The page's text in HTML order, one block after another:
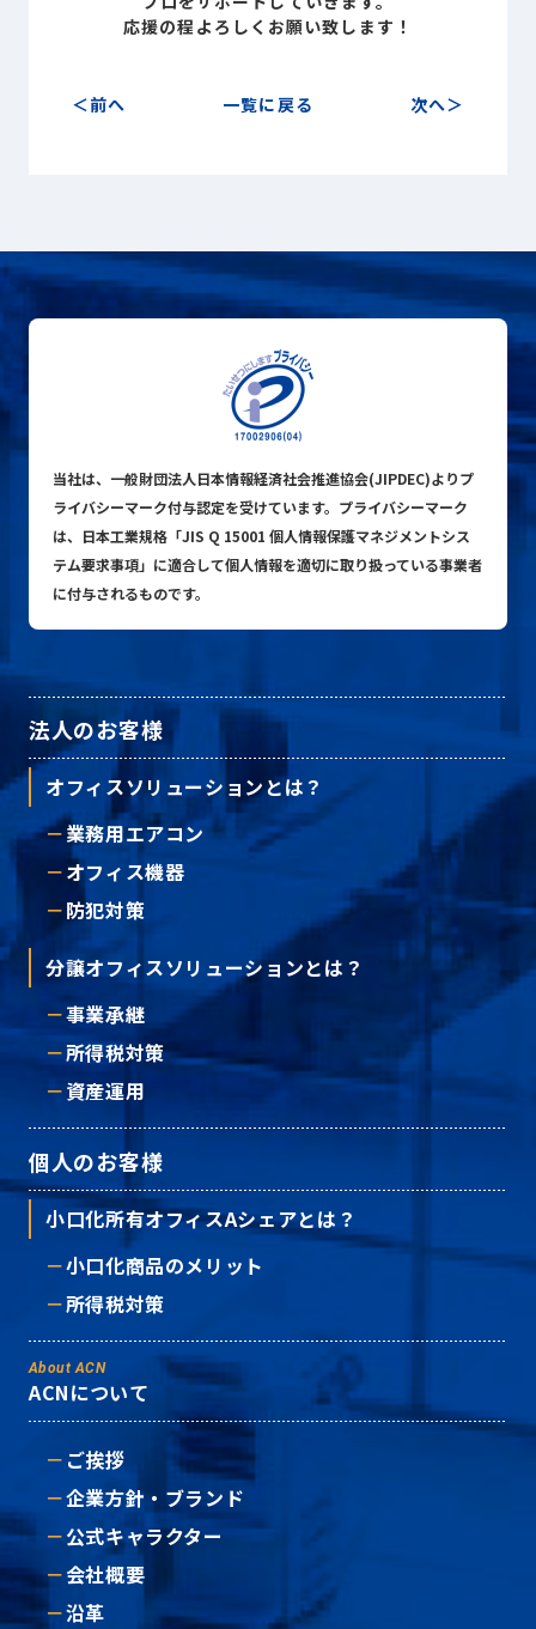
応援の程よろしくお願い致します！
前へ 一覧に戻る 次へ
当社は、一般財団法人日本情報経済社会推進協会(JIPDEC)よりプ
ライバシーマーク付与認定を受けています。プライバシーマーク
は、日本工業規格「JIS Q 15001 個人情報保護マネジメントシス
テム要求事項」に適合して個人情報を適切に取り扱っている事業者
に付与されるものです。
法人のお客様
オフィスソリューションとは？
業務用エアコン
オフィス機器
防犯対策
分譲オフィスソリューションとは？
事業承継
所得税対策
資産運用
個人のお客様
小口化所有オフィスAシェアとは？
小口化商品のメリット
所得税対策
About ACN
ACNについて
ご挨拶
企業方針・ブランド
公式キャラクター
会社概要
沿革